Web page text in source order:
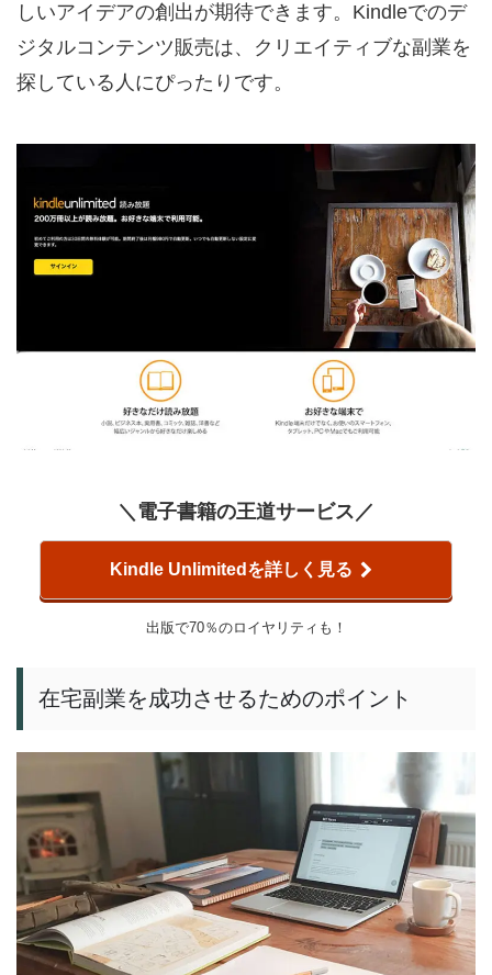
しいアイデアの創出が期待できます。Kindleでのデ
ジタルコンテンツ販売は、クリエイティブな副業を
探している人にぴったりです。
＼電子書籍の王道サービス／
Kindle Unlimitedを詳しく見る
出版で70％のロイヤリティも！
在宅副業を成功させるためのポイント